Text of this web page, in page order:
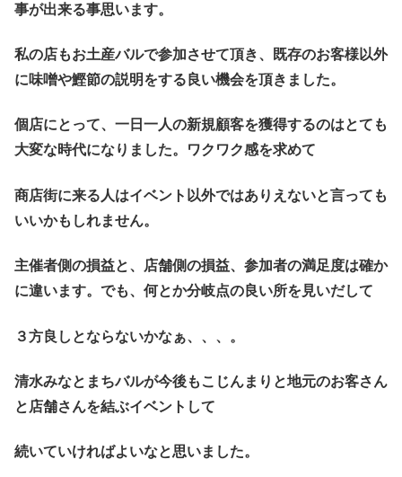
事が出来る事思います。
私の店もお土産バルで参加させて頂き、既存のお客様以外
に味噌や鰹節の説明をする良い機会を頂きました。
個店にとって、一日一人の新規顧客を獲得するのはとても
大変な時代になりました。ワクワク感を求めて
商店街に来る人はイベント以外ではありえないと言っても
いいかもしれません。
主催者側の損益と、店舗側の損益、参加者の満足度は確か
に違います。でも、何とか分岐点の良い所を見いだして
３方良しとならないかなぁ、、、。
清水みなとまちバルが今後もこじんまりと地元のお客さん
と店舗さんを結ぶイベントして
続いていければよいなと思いました。